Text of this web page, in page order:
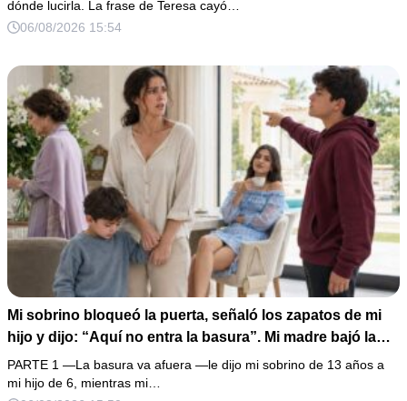
obedecí con calma y le pedí que preparara la fiesta. Ella
completo que había intentado ocultar.
dónde lucirla. La frase de Teresa cayó…
06/08/2026 15:54
Mi sobrino bloqueó la puerta, señaló los zapatos de mi
hijo y dijo: “Aquí no entra la basura”. Mi madre bajó la
mirada y mi hermana siguió tomando café como si nada.
Yo asentí, abracé a mi niño y me fui sin reclamar. Pero al
PARTE 1 —La basura va afuera —le dijo mi sobrino de 13 años a
mi hijo de 6, mientras mi…